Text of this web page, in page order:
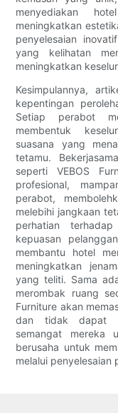
menyediakan
meningkatkan
penyelesaian
yang kelihatan
meningkatkan
Kesimpulannya,
kepentingan
Setiap perabot
membentuk
suasana yang
tetamu.
seperti VEBOS
profesional,
perabot,
melebihi jangkaan
perhatian
kepuasan
membantu hotel
meningkatkan
yang teliti. Sama
merombak ruang
Furniture akan
dan tidak dapat
semangat mereka
berusaha untuk
melalui penyelesaian